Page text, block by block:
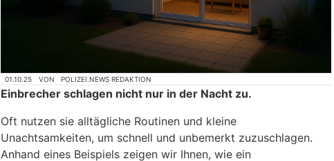
01.10.25 VON POLIZEI.NEWS REDAKTION
Einbrecher schlagen nicht nur in der Nacht zu.
Oft nutzen sie alltägliche Routinen und kleine
Unachtsamkeiten, um schnell und unbemerkt zuzuschlagen.
Anhand eines Beispiels zeigen wir Ihnen, wie ein